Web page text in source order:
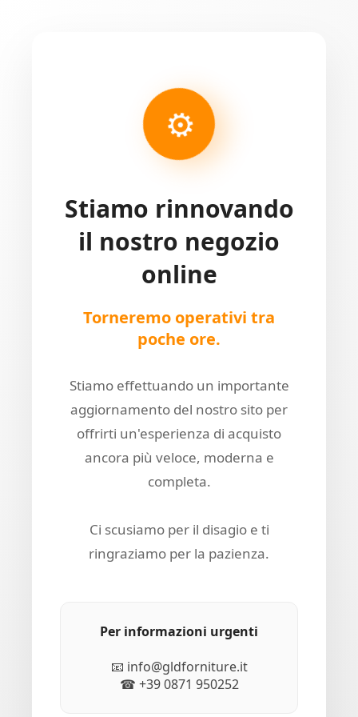
⚙
Stiamo rinnovando
il nostro negozio
online
Torneremo operativi tra
poche ore.
Stiamo effettuando un importante
aggiornamento del nostro sito per
offrirti un'esperienza di acquisto
ancora più veloce, moderna e
completa.
Ci scusiamo per il disagio e ti
ringraziamo per la pazienza.
Per informazioni urgenti
📧 info@gldforniture.it
☎ +39 0871 950252